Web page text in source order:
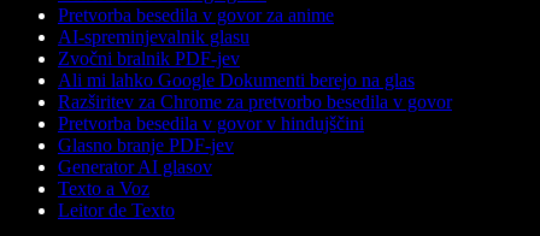
Pretvorba besedila v govor za anime
AI-spreminjevalnik glasu
Zvočni bralnik PDF-jev
Ali mi lahko Google Dokumenti berejo na glas
Razširitev za Chrome za pretvorbo besedila v govor
Pretvorba besedila v govor v hindujščini
Glasno branje PDF-jev
Generator AI glasov
Texto a Voz
Leitor de Texto